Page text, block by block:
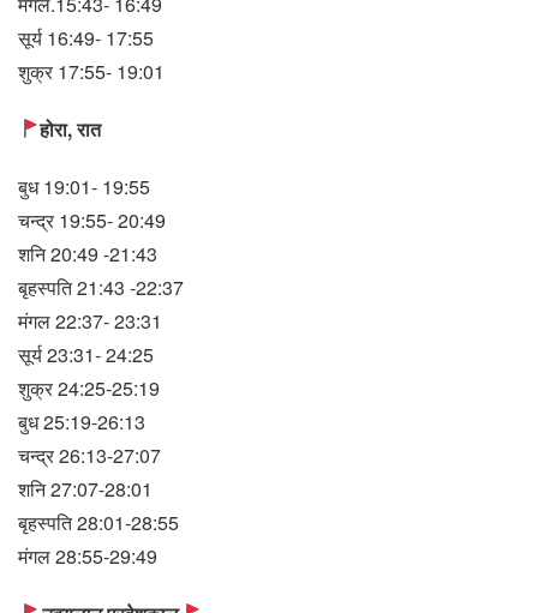
सूर्य 16:49- 17:55
शुक्र 17:55- 19:01
होरा, रात
बुध 19:01- 19:55
चन्द्र 19:55- 20:49
शनि 20:49 -21:43
बृहस्पति 21:43 -22:37
मंगल 22:37- 23:31
सूर्य 23:31- 24:25
शुक्र 24:25-25:19
बुध 25:19-26:13
चन्द्र 26:13-27:07
शनि 27:07-28:01
बृहस्पति 28:01-28:55
मंगल 28:55-29:49